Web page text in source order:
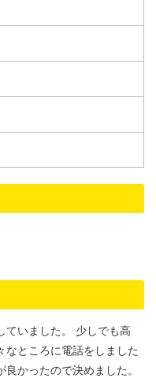
ていました。 少しでも高
なところに電話をしました
かったので決めました。